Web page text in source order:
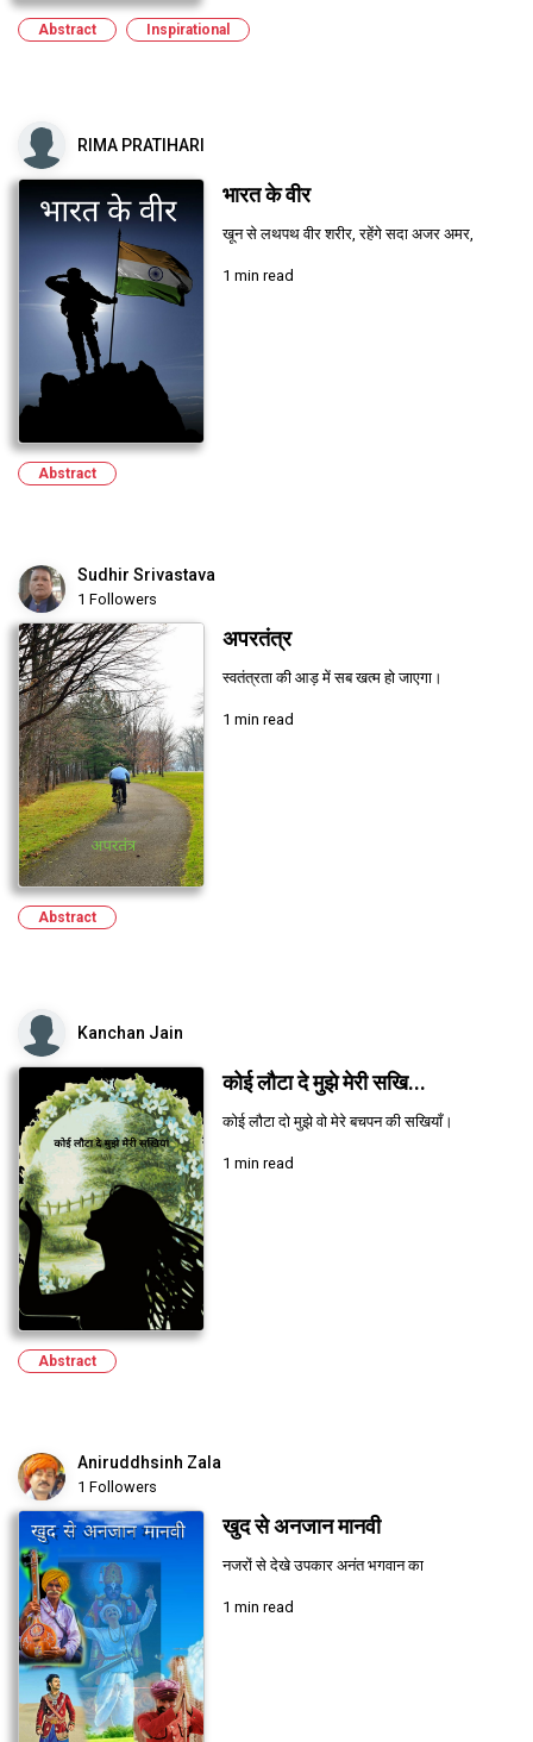
Abstract Inspirational
RIMA PRATIHARI
भारत के वीर
खून से लथपथ वीर शरीर, रहेंगे सदा अजर अमर,
1 min read
Abstract
Sudhir Srivastava
1 Followers
अपरतंत्र
स्वतंत्रता की आड़ में सब खत्म हो जाएगा।
1 min read
Abstract
Kanchan Jain
कोई लौटा दे मुझे मेरी सखि...
कोई लौटा दो मुझे वो मेरे बचपन की सखियाँ।
1 min read
Abstract
Aniruddhsinh Zala
1 Followers
खुद से अनजान मानवी
नजरों से देखे उपकार अनंत भगवान का
1 min read